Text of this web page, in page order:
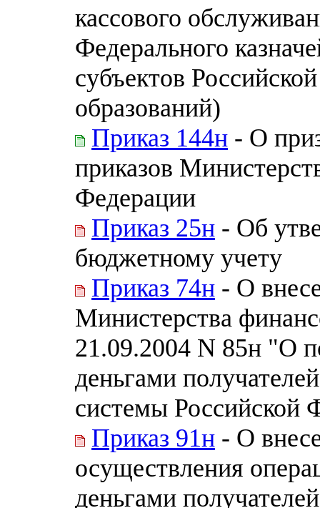
кассового
Федерального
субъектов
образований)
Приказ 144н - О
приказов
Федерации
Приказ 25н - Об
бюджетному учету
Приказ 74н - О
Министерства
21.09.2004 N 85н "О
деньгами
системы Российской
Приказ 91н - О
осуществления
деньгами